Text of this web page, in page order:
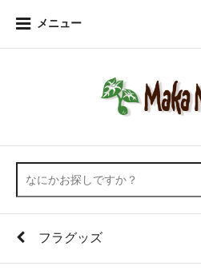
メニュー
フラグッズ